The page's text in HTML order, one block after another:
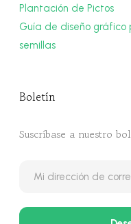
Plantación de Pictos
Guía de diseño gráfico
semillas
Boletín
Suscríbase a nuestro